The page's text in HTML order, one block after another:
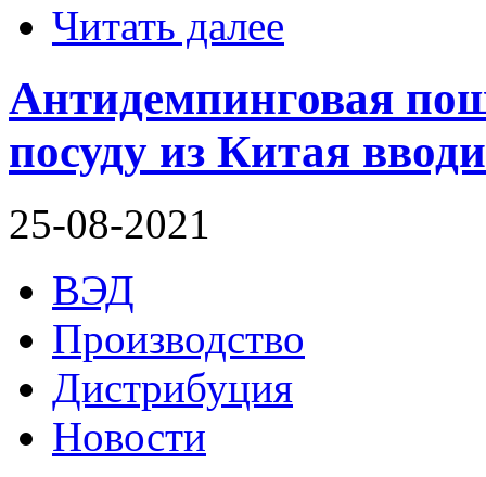
Читать далее
Антидемпинговая
посуду из Китая
25-08-2021
ВЭД
Производство
Дистрибуция
Новости